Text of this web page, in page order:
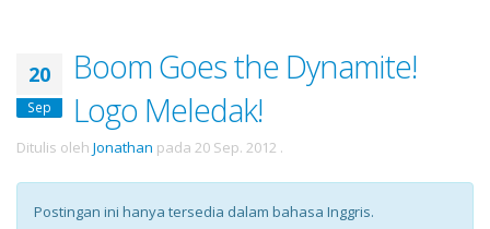
20
Sep
Boom Goes the Dynamite!
Logo Meledak!
Ditulis oleh Jonathan pada 20 Sep. 2012 .
Postingan ini hanya tersedia dalam bahasa Inggris.